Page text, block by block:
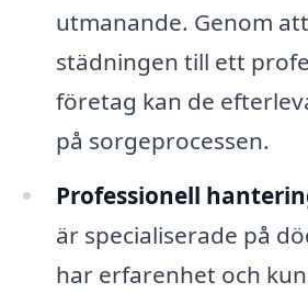
utmanande. Genom
städningen till ett
företag kan de
på sorgeprocessen.
Professionell
är specialiserade på
har erfarenhet och